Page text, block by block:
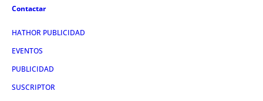
Contactar
HATHOR PUBLICIDAD
EVENTOS
PUBLICIDAD
SUSCRIPTOR